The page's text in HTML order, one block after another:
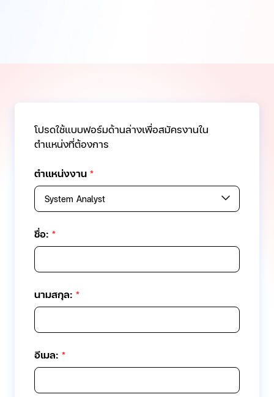
โปรดใช้แบบฟอร์มด้านล่างเพื่อสมัครงานใน
ตำแหน่งที่ต้องการ
ตำแหน่งงาน *
System Analyst
ชื่อ: *
นามสกุล: *
อีเมล: *